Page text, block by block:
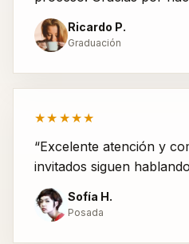
Ricardo P.
Graduación
★★★★★
“Excelente atención y
invitados siguen
Sofía H.
Posada